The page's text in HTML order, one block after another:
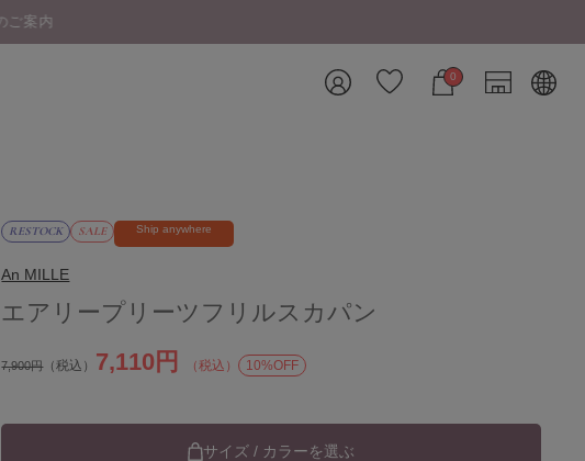
0
RESTOCK SALE Ship anywhere
An MILLE
エアリープリーツフリルスカパン
7,900円（税込） 7,110円 （税込） 10%OFF
サイズ / カラーを選ぶ